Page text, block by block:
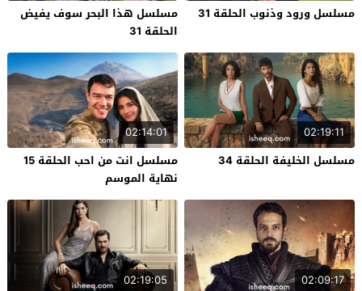
مسلسل ورود وذنوب الحلقة 31
مسلسل هذا البحر سوف يفيض
الحلقة 31
02:19:11
مسلسل الخليفة الحلقة 34
02:14:01
مسلسل انت من احب الحلقة 15
نهاية الموسم
02:09:17
02:19:05